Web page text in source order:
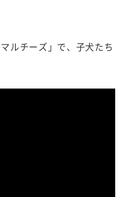
ルチーズ」で、子犬たち